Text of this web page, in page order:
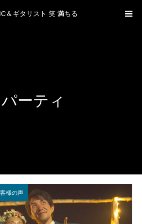
＆ギタリスト 笑 満ちる
パーティ
様の声